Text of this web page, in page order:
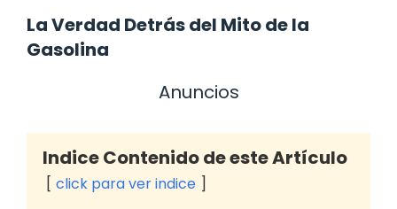
La Verdad Detrás del Mito de la
Gasolina
Anuncios
Indice Contenido de este Artículo
click para ver indice